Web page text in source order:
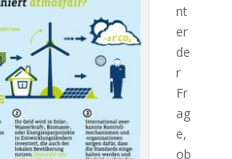
nt
er
de
r
Fr
ag
e,
ob